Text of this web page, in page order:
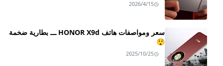
2026/4/15
سعر ومواصفات هاتف HONOR X9d ـــ بطارية ضخمة
😲
2025/10/25